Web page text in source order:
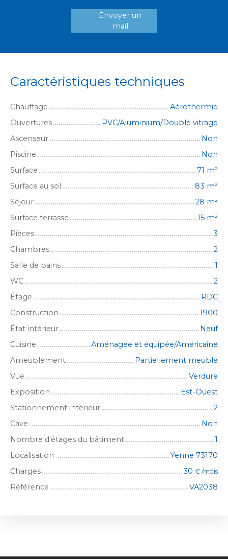
Envoyer un
mail
Caractéristiques techniques
Chauffage
Aérothermie
Ouvertures
PVC/Aluminium/Double vitrage
Ascenseur
Non
Piscine
Non
Surface
71 m²
Surface au sol
83 m²
Séjour
28 m²
Surface terrasse
15 m²
Pièces
3
Chambres
2
Salle de bains
1
WC
2
Étage
RDC
Construction
1900
État intérieur
Neuf
Cuisine
Aménagée et équipée/Américaine
Ameublement
Partiellement meublé
Vue
Verdure
Exposition
Est-Ouest
Stationnement intérieur
2
Cave
Non
Nombre d'étages du bâtiment
1
Localisation
Yenne 73170
Charges
30 € /mois
Référence VA2038